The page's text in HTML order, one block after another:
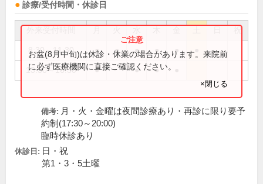
診療/受付時間・休診日
祝
8:30～11:30 ● ● ● ● ●
13:30～16:30 ● ● ●
お盆(8月中旬)は休診・休業の場合があります。来院前
に必ず医療機関に直接ご確認ください。
×閉じる
備考: 月・火・金曜は夜間診療あり・再診に限り要予
約制(17:30～20:00)
臨時休診あり
休診日: 日・祝
第1・3・5土曜